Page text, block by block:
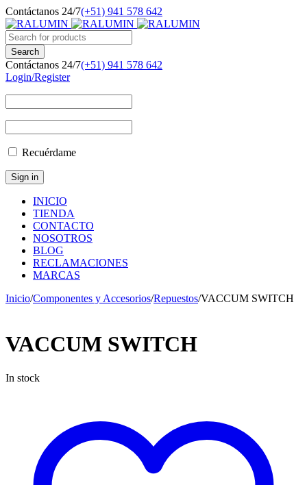
Contáctanos 24/7(+51) 941 578 642
Contáctanos 24/7(+51) 941 578 642
Login/Register
Recuérdame
INICIO
TIENDA
CONTACTO
NOSOTROS
BLOG
RECLAMACIONES
MARCAS
Inicio/Componentes y Accesorios/Repuestos/VACCUM SWITCH
VACCUM SWITCH
In stock